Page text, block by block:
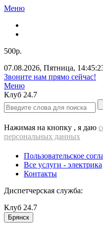
Меню
500р.
07.08.2026, Пятница,
Звоните нам прямо сейчас!
Меню
Клуб 24.7
Нажимая на кнопку , я даю
персональных данных
Пользовательское
Все услуги - электрика
Контакты
Диспетчерская служба:
Клуб 24.7
Брянск